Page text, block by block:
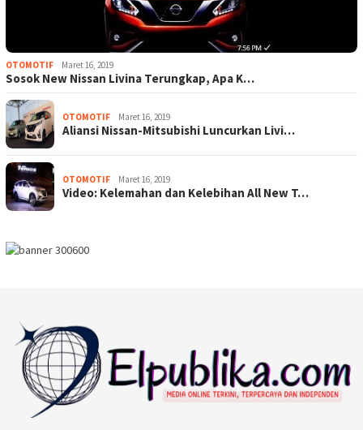
OTOMOTIF Maret 16, 2019
Sosok New Nissan Livina Terungkap, Apa K…
OTOMOTIF Maret 16, 2019
Aliansi Nissan-Mitsubishi Luncurkan Livi…
OTOMOTIF Maret 16, 2019
Video: Kelemahan dan Kelebihan All New T…